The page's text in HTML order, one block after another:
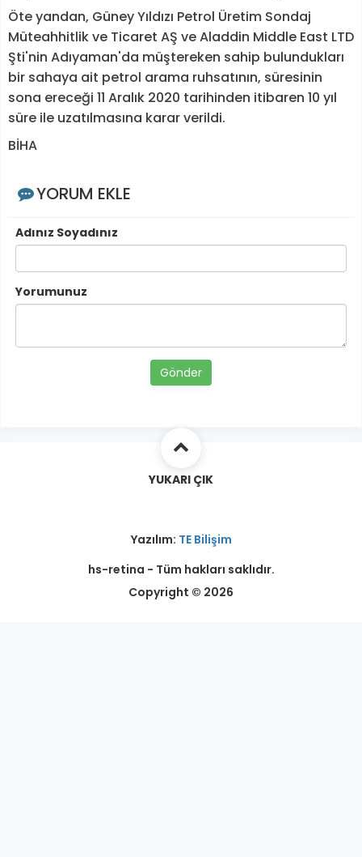
Öte yandan, Güney Yıldızı Petrol Üretim Sondaj
Müteahhitlik ve Ticaret AŞ ve Aladdin Middle East LTD
Şti'nin Adıyaman'da müştereken sahip bulundukları
bir sahaya ait petrol arama ruhsatının, süresinin
sona ereceği 11 Aralık 2020 tarihinden itibaren 10 yıl
süre ile uzatılmasına karar verildi.
BİHA
YORUM EKLE
Adınız Soyadınız
Yorumunuz
Gönder
YUKARI ÇIK
Yazılım: TE Bilişim
hs-retina - Tüm hakları saklıdır.
Copyright © 2026